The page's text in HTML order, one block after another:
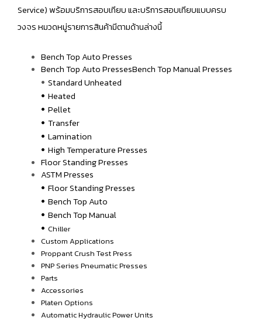
Service) พร้อมบริการสอบเทียบ และบริการสอบเทียบแบบครบ
วงจร หมวดหมู่รายการสินค้ามีตามด้านล่างนี้
Bench Top Auto Presses
Bench Top Auto PressesBench Top Manual Presses
• Standard Unheated
• Heated
• Pellet
• Transfer
• Lamination
• High Temperature Presses
Floor Standing Presses
ASTM Presses
• Floor Standing Presses
• Bench Top Auto
• Bench Top Manual
• Chiller
Custom Applications
Proppant Crush Test Press
PNP Series Pneumatic Presses
Parts
Accessories
Platen Options
Automatic Hydraulic Power Units